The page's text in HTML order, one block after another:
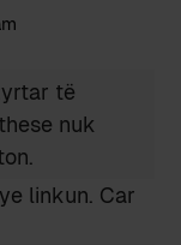
të
nuk
linkun. Car